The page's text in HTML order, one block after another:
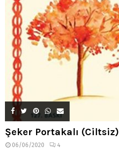
Şeker Portakalı (Ciltsiz)
06/06/2020 4